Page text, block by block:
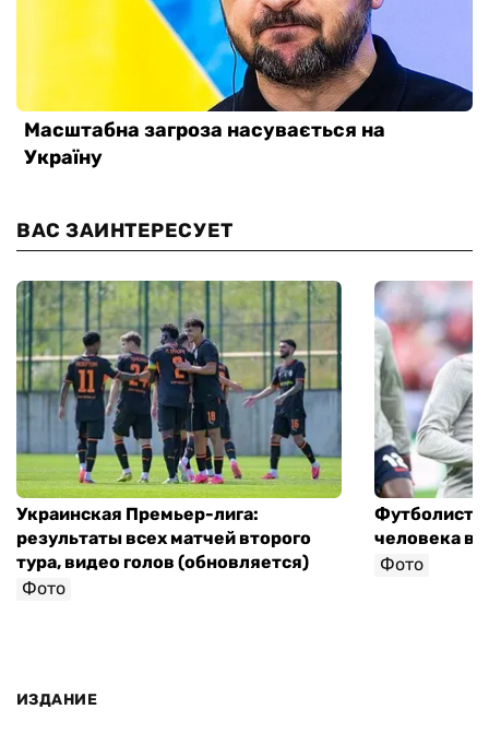
ВАС ЗАИНТЕРЕСУЕТ
Украинская Премьер-лига:
результаты всех матчей второго
тура, видео голов (обновляется)
Фото
Футболист
человека в
Фото
ИЗДАНИЕ